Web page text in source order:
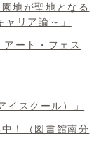
地が聖地となる
リア論～」
ート・フェス
スクール）」
！（図書館南分